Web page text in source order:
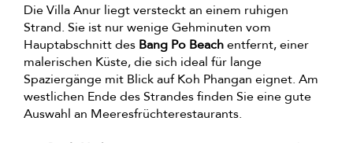
Die Villa Anur liegt versteckt an einem ruhigen
Strand. Sie ist nur wenige Gehminuten vom
Hauptabschnitt des Bang Po Beachentfernt, einer
malerischen Küste, die sich ideal für lange
Spaziergänge mit Blick auf Koh Phangan eignet. Am
westlichen Ende des Strandes finden Sie eine gute
Auswahl an Meeresfrüchterestaurants.